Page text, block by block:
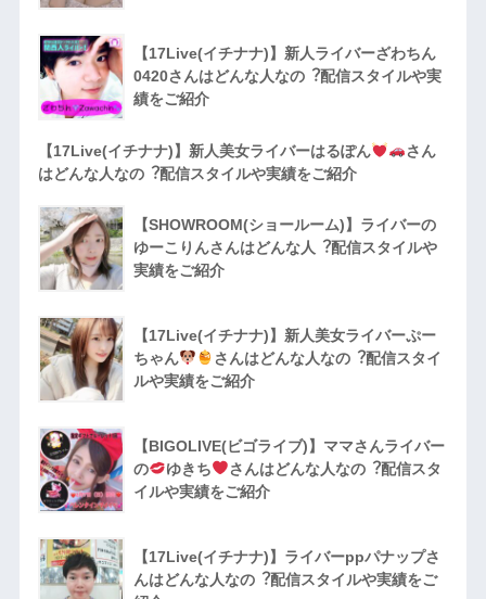
【17Live(イチナナ)】新人ライバーざわちん
0420さんはどんな人なの︖配信スタイルや実
績をご紹介
【17Live(イチナナ)】新人美女ライバーはるぽん
さん
はどんな人なの︖配信スタイルや実績をご紹介
【SHOWROOM(ショールーム)】ライバーの
ゆーこりんさんはどんな人︖配信スタイルや
実績をご紹介
【17Live(イチナナ)】新人美女ライバーぷー
ちゃん
さんはどんな人なの︖配信スタイ
ルや実績をご紹介
【BIGOLIVE(ビゴライブ)】ママさんライバー
の
ゆきち
さんはどんな人なの︖配信スタ
イルや実績をご紹介
【17Live(イチナナ)】ライバーppパナップさ
んはどんな人なの︖配信スタイルや実績をご